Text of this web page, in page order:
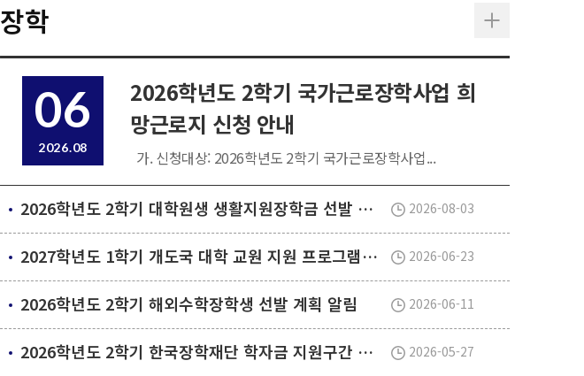
장학
06
2026.08
2026학년도 2학기 국가근로장학사업 희
망근로지 신청 안내
가. 신청대상: 2026학년도 2학기 국가근로장학사업...
2026학년도 2학기 대학원생 생활지원장학금 선발 안내 2026-08-03
2027학년도 1학기 개도국 대학 교원 지원 프로그램(SPF)장학생 선발 안내 2026-06-23
2026학년도 2학기 해외수학장학생 선발 계획 알림 2026-06-11
2026학년도 2학기 한국장학재단 학자금 지원구간 산정 신청 안내 2026-05-27